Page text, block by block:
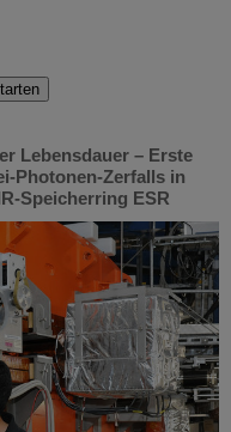
Lebensdauer – Erste
Photonen-Zerfalls in
Speicherring ESR